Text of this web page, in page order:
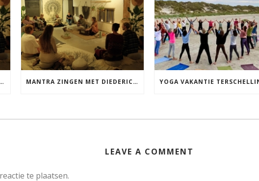
MANTRA ZINGEN MET DIEDERICK VRIJDAG 25 SEPTEMBER EN 20 NOVEMBER MANTRA ZINGEN MET DIEDERICK IN LEEUWARDEN VRIJDAG 12 JUNI KIRTAN
LEAVE A COMMENT
te plaatsen.